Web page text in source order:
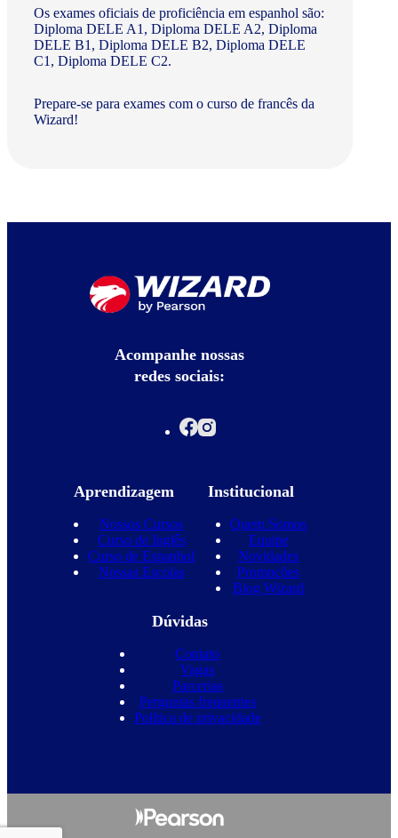
Os exames oficiais de proficiência em espanhol são:
Diploma DELE A1, Diploma DELE A2, Diploma
DELE B1, Diploma DELE B2, Diploma DELE
C1, Diploma DELE C2.
Prepare-se para exames com o curso de francês da
Wizard!
Acompanhe nossas
redes sociais:
Aprendizagem
Nossos Cursos
Curso de Inglês
Curso de Espanhol
Nossas Escolas
Institucional
Quem Somos
Equipe
Novidades
Promoções
Blog Wizard
Dúvidas
Contato
Vagas
Parcerias
Perguntas frequentes
Política de privacidade